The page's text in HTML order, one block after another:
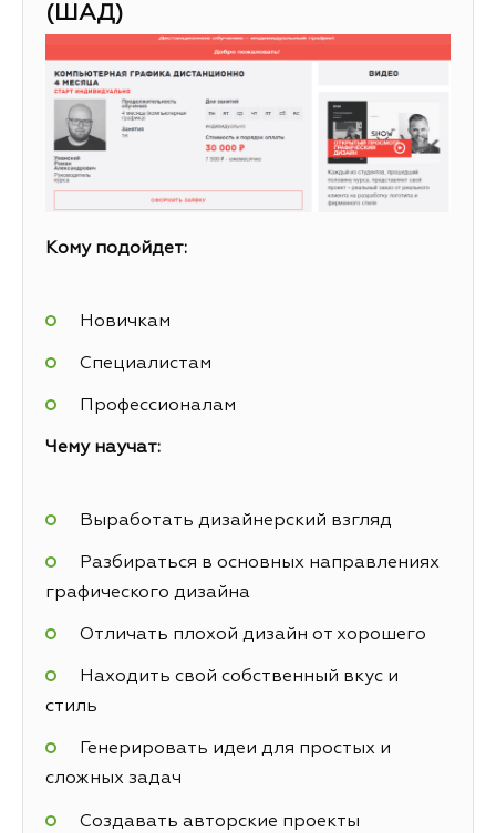
(ШАД)
Кому подойдет:
Новичкам
Специалистам
Профессионалам
Чему научат:
Выработать дизайнерский взгляд
Разбираться в основных направлениях
графического дизайна
Отличать плохой дизайн от хорошего
Находить свой собственный вкус и
стиль
Генерировать идеи для простых и
сложных задач
Создавать авторские проекты